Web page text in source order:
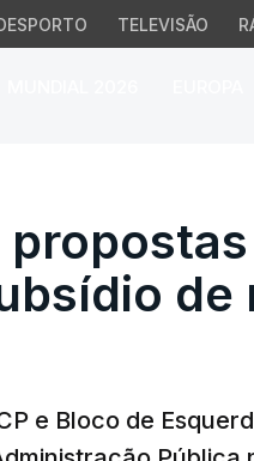
TELEVISÃO
de
e Bloco de